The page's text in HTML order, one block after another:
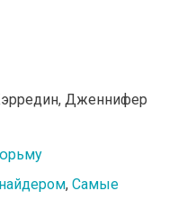
Дженнифер
, Самые